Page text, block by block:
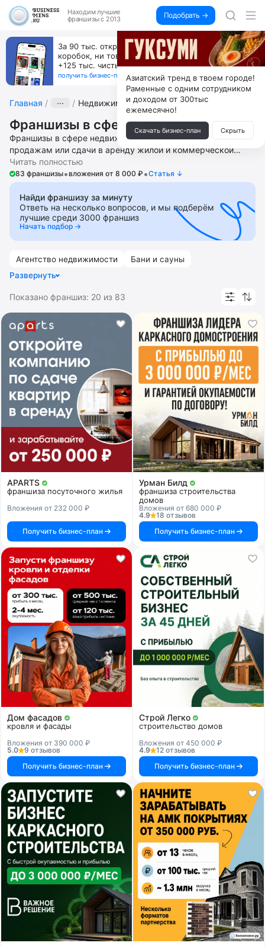
Находим лучшие
франшизы с 2013
Подобрать →
Пока все учатся пользоваться ИИ, вы можете
зарабатывать на их обучении по 500 тыс. каждый
месяц
получить бизнес-план ↓
Главная ··· Недвижимость
Франшизы в сфере недвижимости
Франшизы в сфере недвижимости – это бизнес по
продажам или сдачи в аренду жилой и коммерческой
недвижимости. Откройте в своем городе
представительство онлайн и офлайн агентства городской и
загородной недвижимости. Получите помощь в запуске и
ведении бизнеса, подборе локации, поиске и обучении
персонала, доступ к разработанной бизнес стратегии,
дизайн проекту помещения, маркетинговой стратегии и
материалам, CRM-системе управления бизнеса,
попадают франшизы с высоким рейтингом, хорошими
Похожие категории:
строительства и ремонта
Читать полностью
83 франшизы•вложения от 8 000 ₽ •Cтатья ↓
Найди франшизу за минуту
Ответь на несколько вопросов, и мы подберём
лучшие среди 3000 франшиз
Начать подбор →
Агентство недвижимости
Бани и сауны
Строительство домов
Развернуть
Показано франшиз: 20 из 83
APARTS
франшиза посуточного жилья
Вложения от 232 000 ₽
Получить бизнес-план
Урман Билд
франшиза строительства
домов
Вложения от 680 000 ₽
4.9
18 отзывов
Получить бизнес-план
Дом фасадов
кровля и фасады
Вложения от 390 000 ₽
5.0
9 отзывов
Получить бизнес-план
Строй Легко
строительство домов
Вложения от 450 000 ₽
4.9
12 отзывов
Получить бизнес-план
Азиатский тренд в твоем городе!
Раменные с одним сотрудником
и доходом от 300тыс
ежемесячно!
Скачать бизнес-план Скрыть